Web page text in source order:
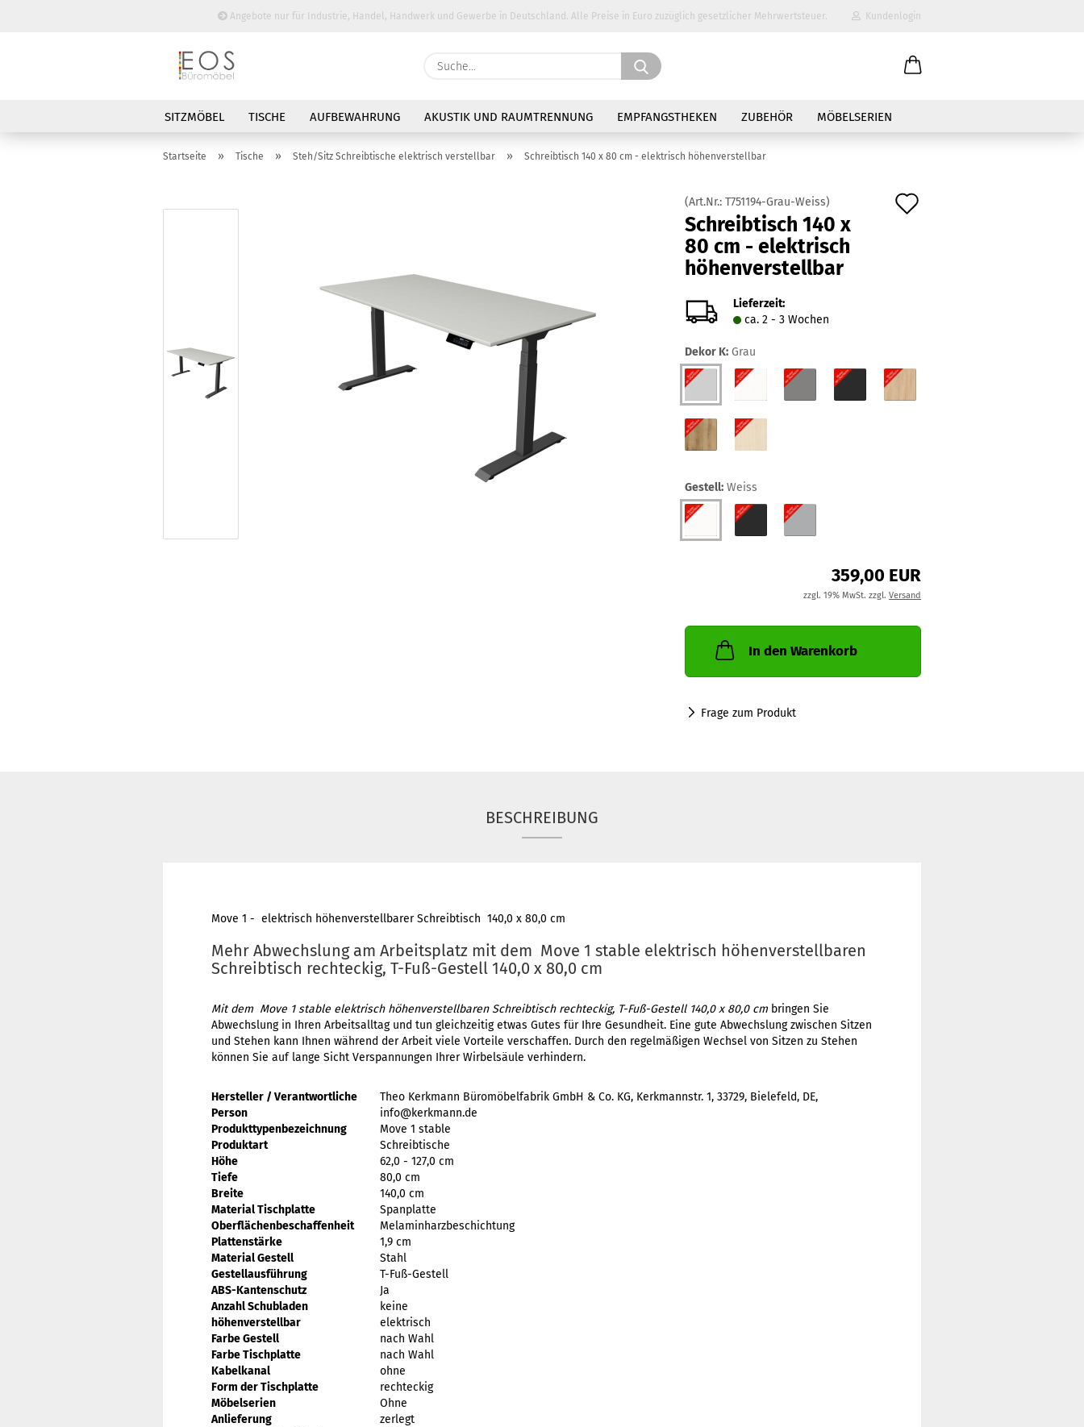
Angebote nur für Industrie, Handel, Handwerk und Gewerbe in Deutschland. Alle Preise in Euro zuzüglich gesetzlicher Mehrwertsteuer. Kundenlogin
Passwort
Konto erstellen
Passwort vergessen?
Suche...
SITZMÖBEL TISCHE AUFBEWAHRUNG AKUSTIK UND RAUMTRENNUNG EMPFANGSTHEKEN ZUBEHÖR MÖBELSERIEN
BESPRECHUNGSTISCHE
Startseite » Tische » Steh/Sitz Schreibtische elektrisch verstellbar » Schreibtisch 140 x 80 cm - elektrisch höhenverstellbar
(Art.Nr.: T751194-Grau-Weiss)
Schreibtisch 140 x
80 cm - elektrisch
höhenverstellbar
Lieferzeit:
ca. 2 - 3 Wochen
Dekor K: Grau
Gestell: Weiss
359,00 EUR
zzgl. 19% MwSt. zzgl. Versand
In den Warenkorb
Frage zum Produkt
BESCHREIBUNG
Move 1 - elektrisch höhenverstellbarer Schreibtisch 140,0 x 80,0 cm
Mehr Abwechslung am Arbeitsplatz mit dem Move 1 stable elektrisch höhenverstellbaren
Schreibtisch rechteckig, T-Fuß-Gestell 140,0 x 80,0 cm
Mit dem Move 1 stable elektrisch höhenverstellbaren Schreibtisch rechteckig, T-Fuß-Gestell 140,0 x 80,0 cm bringen Sie
Abwechslung in Ihren Arbeitsalltag und tun gleichzeitig etwas Gutes für Ihre Gesundheit. Eine gute Abwechslung zwischen Sitzen
und Stehen kann Ihnen während der Arbeit viele Vorteile verschaffen. Durch den regelmäßigen Wechsel von Sitzen zu Stehen
können Sie auf lange Sicht Verspannungen Ihrer Wirbelsäule verhindern.
Hersteller / Verantwortliche
Person
Theo Kerkmann Büromöbelfabrik GmbH & Co. KG, Kerkmannstr. 1, 33729, Bielefeld, DE,
info@kerkmann.de
Produkttypenbezeichnung
Move 1 stable
Produktart
Schreibtische
Höhe
62,0 - 127,0 cm
Tiefe
80,0 cm
Breite
140,0 cm
Material Tischplatte
Spanplatte
Oberflächenbeschaffenheit
Melaminharzbeschichtung
Plattenstärke
1,9 cm
Material Gestell
Stahl
Gestellausführung
T-Fuß-Gestell
ABS-Kantenschutz
Ja
Anzahl Schubladen
keine
höhenverstellbar
elektrisch
Farbe Gestell
nach Wahl
Farbe Tischplatte
nach Wahl
Kabelkanal
ohne
Form der Tischplatte
rechteckig
Möbelserien
Ohne
Anlieferung
zerlegt